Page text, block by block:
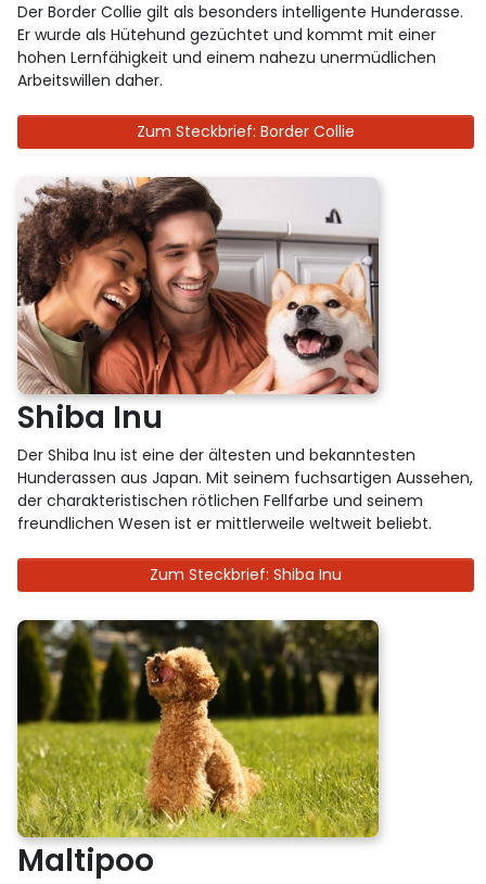
Der Border Collie gilt als besonders intelligente Hunderasse.
Er wurde als Hütehund gezüchtet und kommt mit einer
hohen Lernfähigkeit und einem nahezu unermüdlichen
Arbeitswillen daher.
Zum Steckbrief: Border Collie
Shiba Inu
Der Shiba Inu ist eine der ältesten und bekanntesten
Hunderassen aus Japan. Mit seinem fuchsartigen Aussehen,
der charakteristischen rötlichen Fellfarbe und seinem
freundlichen Wesen ist er mittlerweile weltweit beliebt.
Zum Steckbrief: Shiba Inu
Maltipoo